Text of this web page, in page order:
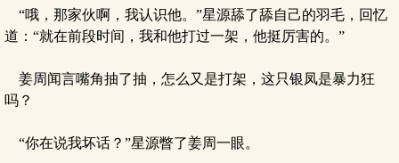
“哦，那家伙啊，我认识他。”星源舔了舔自己的羽毛，回忆
道：“就在前段时间，我和他打过一架，他挺厉害的。”
姜周闻言嘴角抽了抽，怎么又是打架，这只银凤是暴力狂
吗？
“你在说我坏话？”星源瞥了姜周一眼。